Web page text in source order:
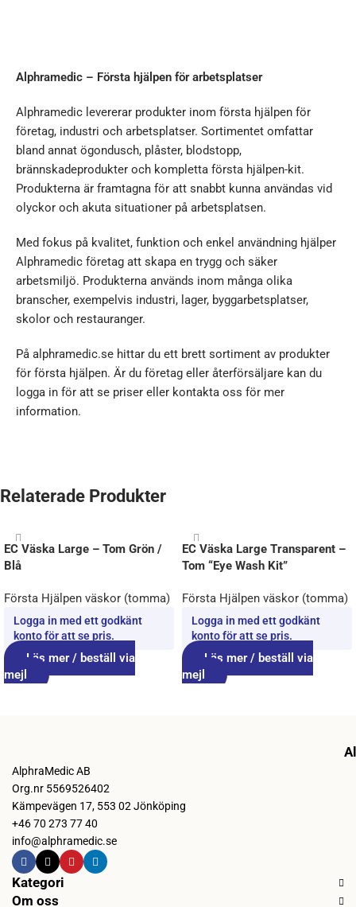
Alphramedic – Första hjälpen för arbetsplatser
Alphramedic levererar produkter inom första hjälpen för
företag, industri och arbetsplatser. Sortimentet omfattar
bland annat ögondusch, plåster, blodstopp,
brännskadeprodukter och kompletta första hjälpen-kit.
Produkterna är framtagna för att snabbt kunna användas vid
olyckor och akuta situationer på arbetsplatsen.
Med fokus på kvalitet, funktion och enkel användning hjälper
Alphramedic företag att skapa en trygg och säker
arbetsmiljö. Produkterna används inom många olika
branscher, exempelvis industri, lager, byggarbetsplatser,
skolor och restauranger.
På alphramedic.se hittar du ett brett sortiment av produkter
för första hjälpen. Är du företag eller återförsäljare kan du
logga in för att se priser eller kontakta oss för mer
information.
Relaterade Produkter
EC Väska Large – Tom Grön /
Blå
Första Hjälpen väskor (tomma)
Logga in med ett godkänt
konto för att se pris.
Läs mer / beställ via
mejl
EC Väska Large Transparent –
Tom “Eye Wash Kit”
Första Hjälpen väskor (tomma)
Logga in med ett godkänt
konto för att se pris.
Läs mer / beställ via
mejl
AlphraMedic AB
Org.nr 5569526402
Kämpevägen 17, 553 02 Jönköping
+46 70 273 77 40
info@alphramedic.se
Kategori
Om oss